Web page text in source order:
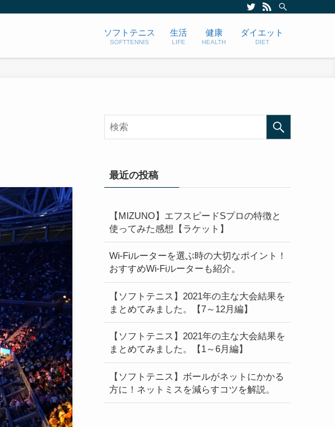
ソフトテニス
SOFTTENNIS
生活
LIFE
健康
HEALTH
ダイエット
DIET
最近の投稿
【MIZUNO】エフスピードSプロの特徴と
使ってみた感想【ラケット】
Wi-Fiルーターを選ぶ時の大切なポイント！
おすすめWi-Fiルーターも紹介。
【ソフトテニス】2021年の主な大会結果を
まとめてみました。【7～12月編】
【ソフトテニス】2021年の主な大会結果を
まとめてみました。【1～6月編】
【ソフトテニス】ボールがネットにかかる
方に！ネットミスを減らすコツを解説。